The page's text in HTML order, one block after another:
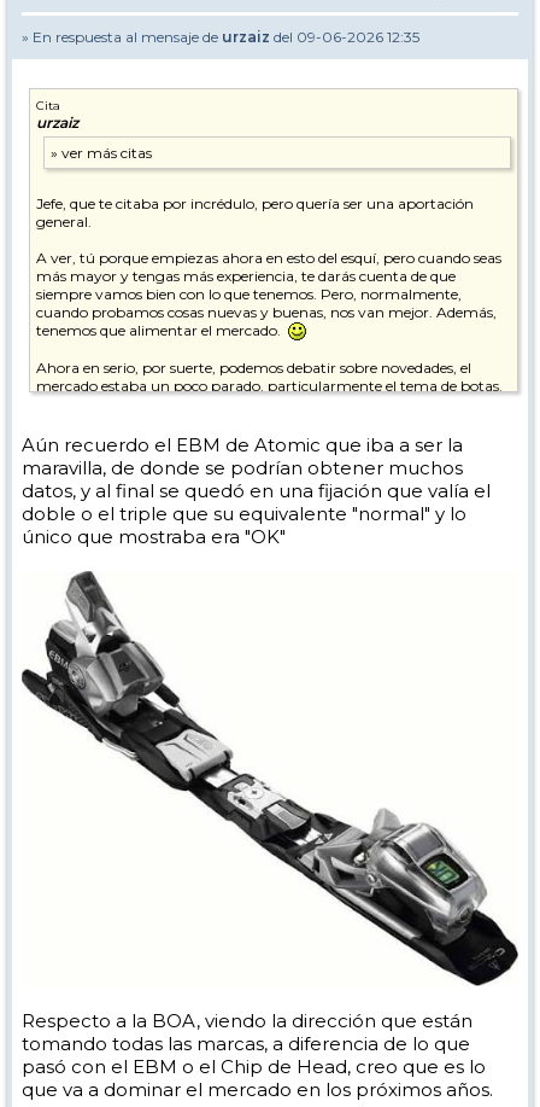
» En respuesta al mensaje de urzaiz del 09-06-2026 12:35
Cita
urzaiz
Jefe, que te citaba por incrédulo, pero quería ser una aportación
general.
A ver, tú porque empiezas ahora en esto del esquí, pero cuando seas
más mayor y tengas más experiencia, te darás cuenta de que
siempre vamos bien con lo que tenemos. Pero, normalmente,
cuando probamos cosas nuevas y buenas, nos van mejor. Además,
tenemos que alimentar el mercado.
Ahora en serio, por suerte, podemos debatir sobre novedades, el
mercado estaba un poco parado, particularmente el tema de botas.
En este tema de botas y valoraciones particulares al margen, me
alegro por la parte que les beneficia, además de a las marcas, a las
tiendas de esquí que se dedican al ajuste personalizado de botas.
Muchas veces el sustento de las tiendas tradicionales Que es casi un
milagro que sigan en la brecha.
Aún recuerdo el EBM de Atomic que iba a ser la
maravilla, de donde se podrían obtener muchos
datos, y al final se quedó en una fijación que valía el
doble o el triple que su equivalente "normal" y lo
único que mostraba era "OK"
Respecto a la BOA, viendo la dirección que están
tomando todas las marcas, a diferencia de lo que
pasó con el EBM o el Chip de Head, creo que es lo
que va a dominar el mercado en los próximos años.